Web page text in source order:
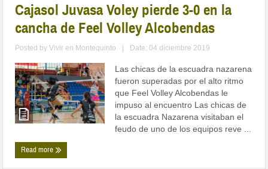
Cajasol Juvasa Voley pierde 3-0 en la
cancha de Feel Volley Alcobendas
Posted byVivir en Montequinto Date: 04 diciembre 2019
Las chicas de la escuadra nazarena
fueron superadas por el alto ritmo
que Feel Volley Alcobendas le
impuso al encuentro Las chicas de
la escuadra Nazarena visitaban el
feudo de uno de los equipos reve ...
Read more